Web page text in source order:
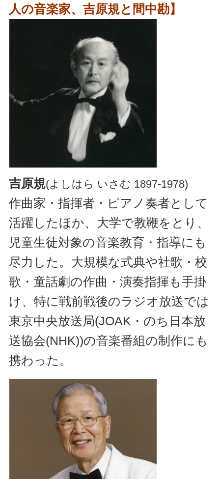
人の音楽家、吉原規と間中勘】
吉原規(よしはら いさむ 1897‐1978)
作曲家・指揮者・ピアノ奏者として
活躍したほか、大学で教鞭をとり、
児童生徒対象の音楽教育・指導にも
尽力した。大規模な式典や社歌・校
歌・童話劇の作曲・演奏指揮も手掛
け、特に戦前戦後のラジオ放送では
東京中央放送局(JOAK・のち日本放
送協会(NHK))の音楽番組の制作にも
携わった。